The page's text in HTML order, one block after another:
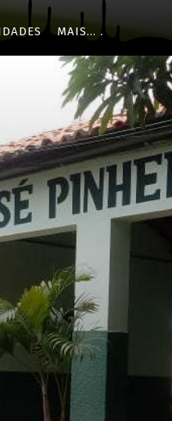
MAIS...